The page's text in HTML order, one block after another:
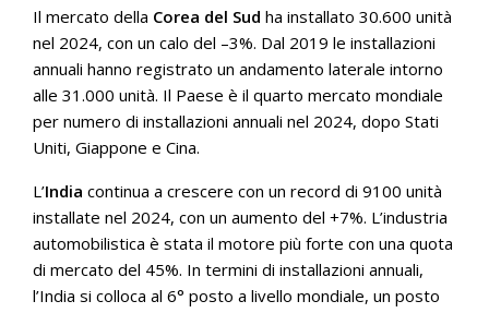
Il mercato della Corea del Sud ha installato 30.600 unità
nel 2024, con un calo del –3%. Dal 2019 le installazioni
annuali hanno registrato un andamento laterale intorno
alle 31.000 unità. Il Paese è il quarto mercato mondiale
per numero di installazioni annuali nel 2024, dopo Stati
Uniti, Giappone e Cina.
L’India continua a crescere con un record di 9100 unità
installate nel 2024, con un aumento del +7%. L’industria
automobilistica è stata il motore più forte con una quota
di mercato del 45%. In termini di installazioni annuali,
l’India si colloca al 6° posto a livello mondiale, un posto